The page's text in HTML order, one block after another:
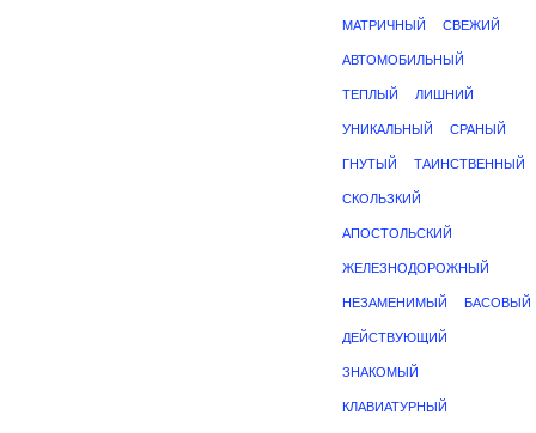
МАТРИЧНЫЙ СВЕЖИЙ
АВТОМОБИЛЬНЫЙ
ТЕПЛЫЙ ЛИШНИЙ
УНИКАЛЬНЫЙ СРАНЫЙ
ГНУТЫЙ ТАИНСТВЕННЫЙ
СКОЛЬЗКИЙ
АПОСТОЛЬСКИЙ
ЖЕЛЕЗНОДОРОЖНЫЙ
НЕЗАМЕНИМЫЙ БАСОВЫЙ
ДЕЙСТВУЮЩИЙ
ЗНАКОМЫЙ
КЛАВИАТУРНЫЙ